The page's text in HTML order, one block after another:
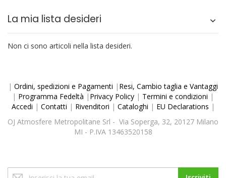
La mia lista desideri
Non ci sono articoli nella lista desideri.
| Ordini, spedizioni e Pagamenti | Resi, Cambio taglia e Vantaggi
| Programma Fedeltà | Privacy Policy | Termini e condizioni |
Accedi | Contatti | Rivenditori | Cataloghi | EU Declarations |
OJ Atmosfere Metropolitane Srl - Via Soperga, 32, 20127 Milano
MI - P.IVA 13463520158
Iscriviti